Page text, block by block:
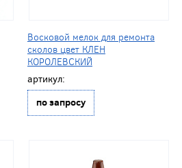
Восковой мелок для ремонта
сколов цвет КЛЕН
КОРОЛЕВСКИЙ
артикул:
по запросу